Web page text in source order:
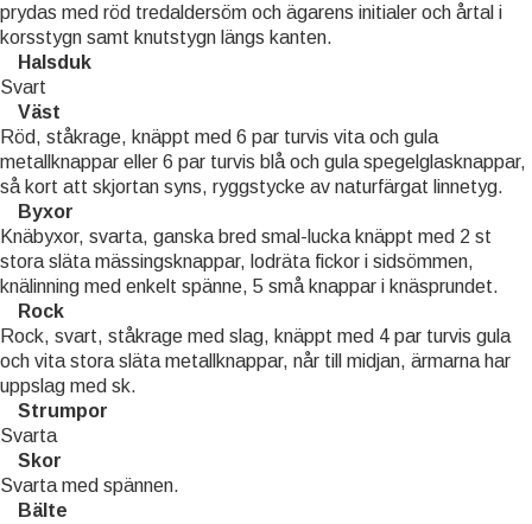
prydas med röd tredaldersöm och ägarens initialer och årtal i
korsstygn samt knutstygn längs kanten.
Halsduk
Svart
Väst
Röd, ståkrage, knäppt med 6 par turvis vita och gula
metallknappar eller 6 par turvis blå och gula spegelglasknappar,
så kort att skjortan syns, ryggstycke av naturfärgat linnetyg.
Byxor
Knäbyxor, svarta, ganska bred smal-lucka knäppt med 2 st
stora släta mässingsknappar, lodräta fickor i sidsömmen,
knälinning med enkelt spänne, 5 små knappar i knäsprundet.
Rock
Rock, svart, ståkrage med slag, knäppt med 4 par turvis gula
och vita stora släta metallknappar, når till midjan, ärmarna har
uppslag med sk.
Strumpor
Svarta
Skor
Svarta med spännen.
Bälte